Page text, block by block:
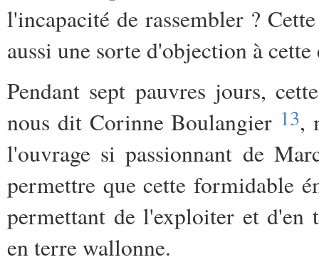
l'incapacité de rassembler ?
aussi une sorte d'objection à cette
Pendant sept pauvres jours,
nous dit Corinne Boulangier 13,
l'ouvrage si passionnant de
permettre que cette formidable
permettant de l'exploiter et
en terre wallonne.